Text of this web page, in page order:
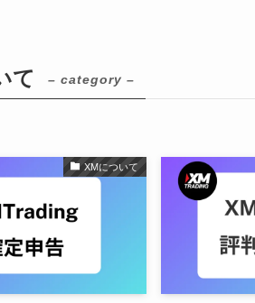
て – category –
XMについて